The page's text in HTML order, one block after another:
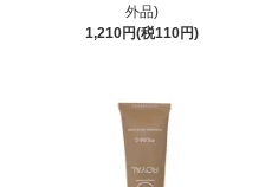
外品)
1,210円(税110円)